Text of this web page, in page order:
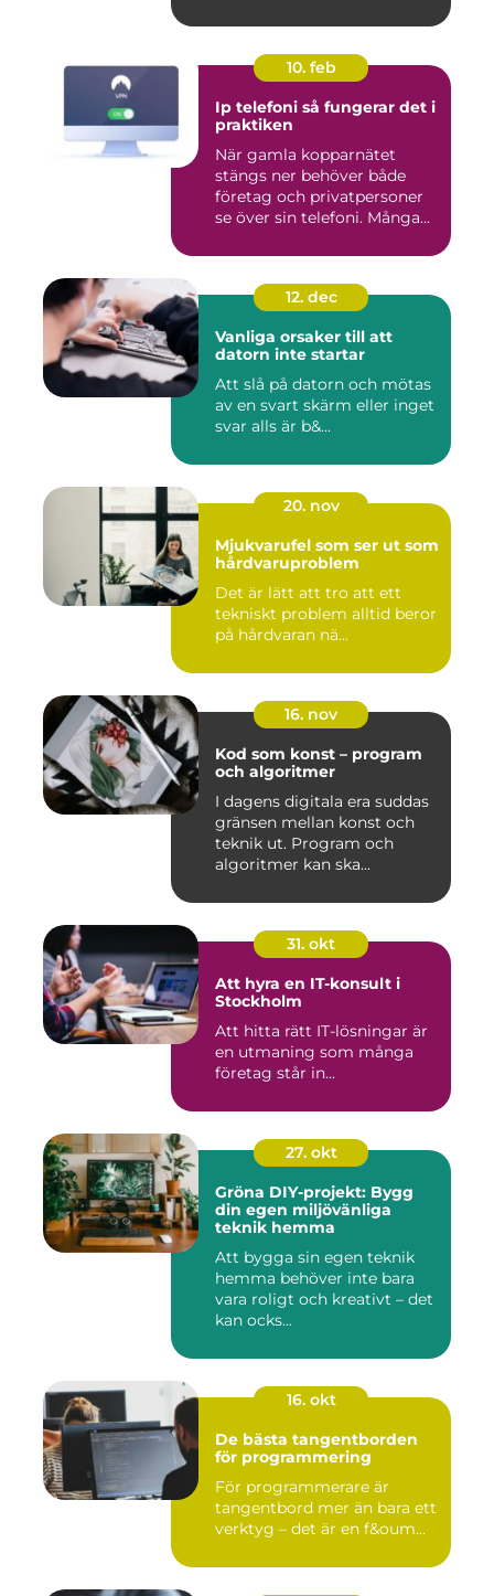
10. feb
Ip telefoni så fungerar det i
praktiken
När gamla kopparnätet
stängs ner behöver både
företag och privatpersoner
se över sin telefoni. Många...
12. dec
Vanliga orsaker till att
datorn inte startar
Att slå på datorn och mötas
av en svart skärm eller inget
svar alls är b&...
20. nov
Mjukvarufel som ser ut som
hårdvaruproblem
Det är lätt att tro att ett
tekniskt problem alltid beror
på hårdvaran nä...
16. nov
Kod som konst – program
och algoritmer
I dagens digitala era suddas
gränsen mellan konst och
teknik ut. Program och
algoritmer kan ska...
31. okt
Att hyra en IT-konsult i
Stockholm
Att hitta rätt IT-lösningar är
en utmaning som många
företag står in...
27. okt
Gröna DIY-projekt: Bygg
din egen miljövänliga
teknik hemma
Att bygga sin egen teknik
hemma behöver inte bara
vara roligt och kreativt – det
kan ocks...
16. okt
De bästa tangentborden
för programmering
För programmerare är
tangentbord mer än bara ett
verktyg – det är en f&oum...